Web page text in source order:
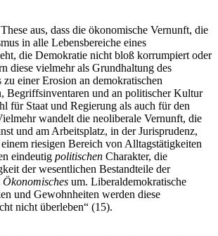
aus, dass die ökonomische Vernunft, die
in alle Lebensbereiche eines
die Demokratie nicht bloß korrumpiert oder
diese vielmehr als Grundhaltung des
einer Erosion an demokratischen
Begriffsinventaren und an politischer Kultur
für Staat und Regierung als auch für den
wandelt die neoliberale Vernunft, die
und am Arbeitsplatz, in der Jurisprudenz,
riesigen Bereich von Alltagstätigkeiten
eindeutig politischen Charakter, die
der wesentlichen Bestandteile der
Ökonomisches um. Liberaldemokratische
und Gewohnheiten werden diese
nicht überleben“ (15).